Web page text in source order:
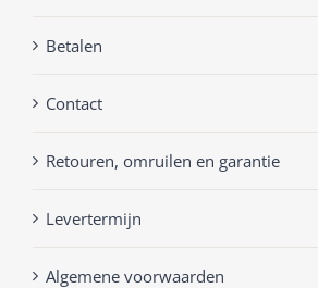
Betalen
Contact
Retouren, omruilen en garantie
Levertermijn
Algemene voorwaarden